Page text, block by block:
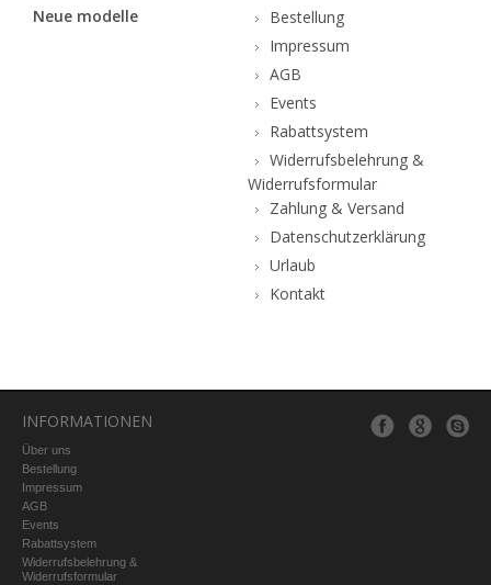
Neue modelle
Bestellung
Impressum
AGB
Events
Rabattsystem
Widerrufsbelehrung &
Widerrufsformular
Zahlung & Versand
Datenschutzerklärung
Urlaub
Kontakt
INFORMATIONEN
Über uns
Bestellung
Impressum
AGB
Events
Rabattsystem
Widerrufsbelehrung &
Widerrufsformular